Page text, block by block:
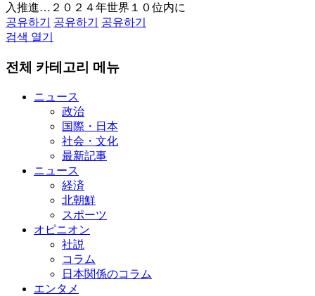
入推進…２０２４年世界１０位内に
공유하기
공유하기
공유하기
검색 열기
전체 카테고리 메뉴
ニュース
政治
国際・日本
社会・文化
最新記事
ニュース
経済
北朝鮮
スポーツ
オピニオン
社説
コラム
日本関係のコラム
エンタメ